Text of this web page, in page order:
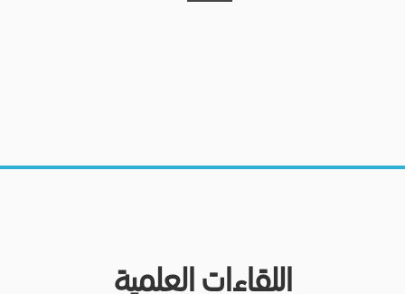
اللقاءات العلمية